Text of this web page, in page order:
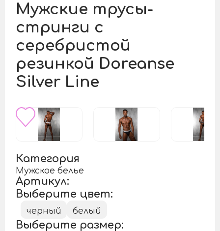
Мужские трусы-
стринги с
серебристой
резинкой Doreanse
Silver Line
Категория
Мужское белье
Артикул:
Выберите цвет:
черный белый
Выберите размер: